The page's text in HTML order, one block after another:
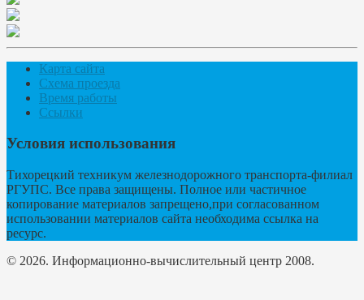
Карта сайта
Схема проезда
Время работы
Ссылки
Условия использования
Тихорецкий техникум железнодорожного транспорта-филиал
РГУПС. Все права защищены. Полное или частичное
копирование материалов запрещено,при согласованном
использовании материалов сайта необходима ссылка на
ресурс.
© 2026. Информационно-вычислительный центр 2008.